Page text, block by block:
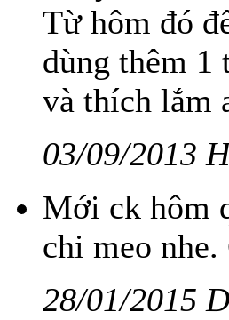
Từ hôm đó
dùng thêm 1
và thích lắm
03/09/2013
Mới ck hôm
chi meo
28/01/2015